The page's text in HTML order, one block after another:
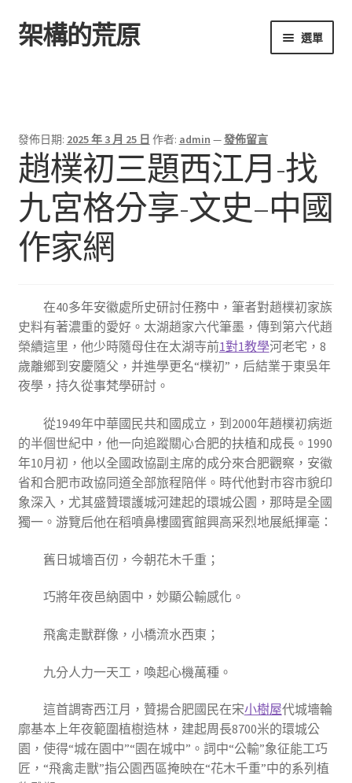
跳
至
跳
至
架構的荒原 選單
發佈日期: 2025 年 3 月 25 日 作者: admin —發佈留言
趙樸初三題西江月-找
九宮格分享-文史–中國
作家網
在40多年安徽處所史研討任務中，筆者對趙樸初家族
史料有著濃重的愛好。太湖趙家六代筆墨，傳到第六代趙
榮續這里，他少時隨母住在太湖寺前1對1教學河老宅，8
歲離鄉到安慶隨父，并進學更名“樸初”，后結業于東吳年
夜學，持久從事梵學研討。
從1949年中華國民共和國成立，到2000年趙樸初病逝
的半個世紀中，他一向追蹤關心合肥的扶植和成長。1990
年10月初，他以全國政協副主席的成分來合肥觀察，安徽
省和合肥市政協同道全部旅程陪伴。時代他對市容市貌印
象深入，尤其盛贊環護城河建起的環城公園，那時是全國
獨一。游覽后他在稻噴鼻樓國賓館興高采烈地展紙揮毫：
舊日城墻百仞，今朝花木千重；
巧將年夜邑納園中，妙顯公輸感化。
飛禽走獸群像，小橋流水西東；
九分人力一天工，喚起心機萬種。
這首調寄西江月，贊揚合肥國民在宋小樹屋代城墻輪
廓基本上年夜範圍植樹造林，建起周長8700米的環城公
園，使得“城在園中”“園在城中”。詞中“公輸”象征能工巧
匠，“飛禽走獸”指公園西區掩映在“花木千重”中的系列植